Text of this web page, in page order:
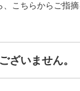
こちらからご指摘
ざいません。